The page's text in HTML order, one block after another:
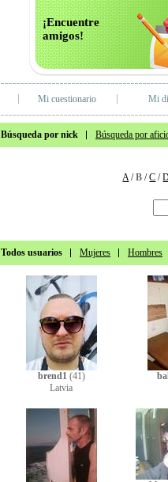
¡Encuentre
amigos!
Mi cuestionario Mi
Búsqueda por nick Búsqueda por
A/B /C /
Todos usuarios Mujeres Hombres
brend1 (41)
Latvia